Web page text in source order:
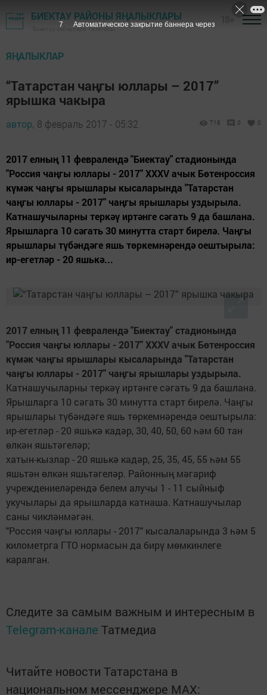
БИЕКТАУ РАЙОНЫ ЯҢАЛЫКЛАРЫ
"Биектау хәбәрләре" газетасы
ЯҢАЛЫКЛАР
“Татарстан чаңгы юллары – 2017”
ярышка чакыра
автор, 8 февраль 2017 - 05:32 718 0 0
2017 елның 11 февралендә "Биектау" стадионында
"Россия чаңгы юллары - 2017" XXXV ачык Бөтенроссия
күмәк чаңгы ярышлары кысаларында "Татарстан
чаңгы юллары - 2017" чаңгы ярышлары уздырыла.
Катнашучыларны теркәү иртәнге сәгать 9 да башлана.
Ярышларга 10 сәгать 30 минутта старт бирелә. Чаңгы
ярышлары түбәндәге яшь төркемнәрендә оештырыла:
ир-егетләр - 20 яшькә...
2017 елның 11 февралендә "Биектау" стадионында
"Россия чаңгы юллары - 2017" XXXV ачык Бөтенроссия
күмәк чаңгы ярышлары кысаларында "Татарстан
чаңгы юллары - 2017" чаңгы ярышлары уздырыла.
Катнашучыларны теркәү иртәнге сәгать 9 да башлана.
Ярышларга 10 сәгать 30 минутта старт бирелә. Чаңгы
ярышлары түбәндәге яшь төркемнәрендә оештырыла:
ир-егетләр - 20 яшькә кадәр, 30, 40, 50, 60 һәм 60 тан
өлкән яшьтәгеләр;
хатын-кызлар - 20 яшькә кадәр, 25, 35, 45, 55 һәм 55
яшьтән өлкән яшьтәгеләр. Районның мәгариф
учреждениеләрендә белем алучы 1 - 11 сыйныф
укучылары да ярышларда катнаша. Катнашучылар
саны чикләнмәгән.
"Россия чаңгы юллары - 2017" кысалаларында 3 һәм 5
километрга ГТО нормасын да бирү мөмкинлеге
каралган.
Следите за самым важным и интересным в
Telegram-канале Татмедиа
Читайте новости Татарстана в
национальном мессенджере MАХ:
6 Автоматическое закрытие баннера через